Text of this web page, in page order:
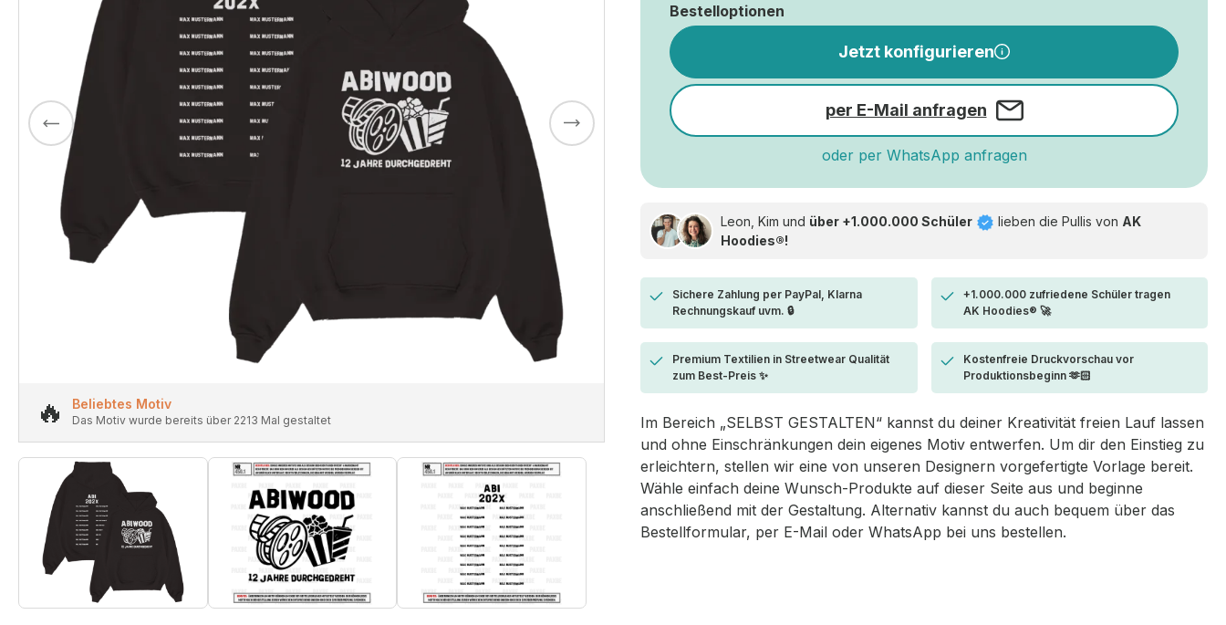
🔥 Beliebtes Motiv
Das Motiv wurde bereits über 2213 Mal gestaltet
Bestelloptionen
Jetzt konfigurieren
per E-Mail anfragen
oder per WhatsApp anfragen
Leon, Kim und über +1.000.000 Schüler lieben die Pullis von AK
Hoodies®!
Sichere Zahlung per PayPal, Klarna
Rechnungskauf uvm. 🔒
+1.000.000 zufriedene Schüler tragen
AK Hoodies® 🚀
Premium Textilien in Streetwear Qualität
zum Best-Preis ✨
Kostenfreie Druckvorschau vor
Produktionsbeginn 🫶🏻
Im Bereich „SELBST GESTALTEN“ kannst du deiner Kreativität freien Lauf lassen
und ohne Einschränkungen dein eigenes Motiv entwerfen. Um dir den Einstieg zu
erleichtern, stellen wir eine von unseren Designern vorgefertigte Vorlage bereit.
Wähle einfach deine Wunsch-Produkte auf dieser Seite aus und beginne
anschließend mit der Gestaltung. Alternativ kannst du auch bequem über das
Bestellformular, per E-Mail oder WhatsApp bei uns bestellen.